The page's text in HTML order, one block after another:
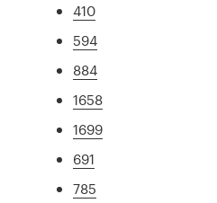
410
594
884
1658
1699
691
785